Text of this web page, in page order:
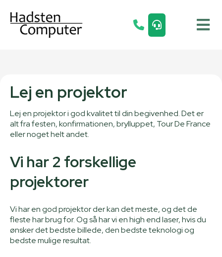
Lej en projektor
Lej en projektor i god kvalitet til din begivenhed. Det er
alt fra festen, konfirmationen, brylluppet, Tour De France
eller noget helt andet.
Vi har 2 forskellige
projektorer
Vi har en god projektor der kan det meste, og det de
fleste har brug for. Og så har vi en high end laser, hvis du
ønsker det bedste billede, den bedste teknologi og
bedste mulige resultat.